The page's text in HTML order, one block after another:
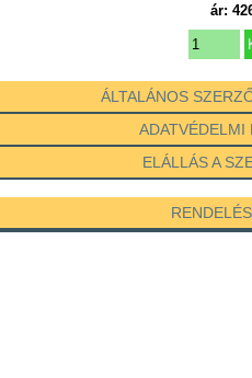
ár:
ÁLTALÁNOS
ADATVÉDELMI
ELÁLLÁS A